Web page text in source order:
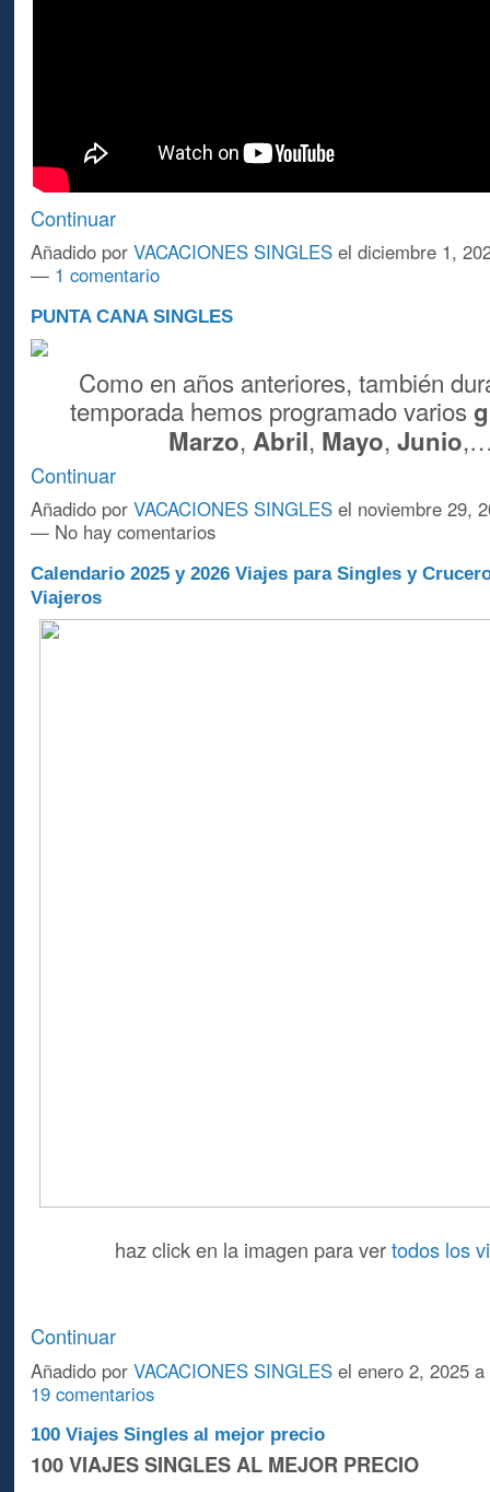
Continuar
Añadido por VACACIONES SINGLESel diciembre 1,
— 1 comentario
PUNTA CANA SINGLES
Como en años anteriores, también
temporada hemos programado varios
Marzo, Abril, Mayo, Junio
Continuar
Añadido por VACACIONES SINGLESel noviembre 29,
— No hay comentarios
Calendario 2025 y 2026 Viajes para Singles y
Viajeros
haz click en la imagen para vertodos los
Continuar
Añadido por VACACIONES SINGLESel enero 2, 2025
19 comentarios
100 Viajes Singles al mejor precio
100 VIAJES SINGLES AL MEJOR PRECIO